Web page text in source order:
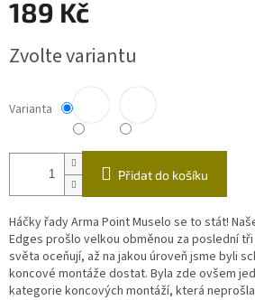
189 Kč
cena:
Zvolte variantu
Varianta
Přidat do košíku
Háčky řady Arma Point Muselo se to stát!
Edges prošlo velkou obměnou za poslední
světa oceňují, až na jakou úroveň jsme byli
koncové montáže dostat. Byla zde ovšem
kategorie koncových montáží, která